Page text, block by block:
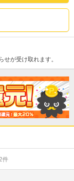
せが受け取れます。
件